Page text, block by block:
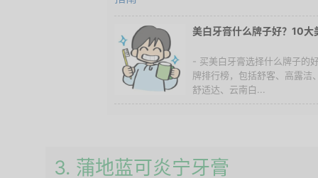
美白牙膏什么牌子好？10大
- 买美白牙膏选择什么牌子的
牌排行榜，包括舒客、高露
舒适达、云南白...
3. 蒲地蓝可炎宁牙膏